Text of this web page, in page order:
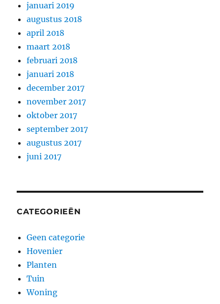
januari 2019
augustus 2018
april 2018
maart 2018
februari 2018
januari 2018
december 2017
november 2017
oktober 2017
september 2017
augustus 2017
juni 2017
CATEGORIEËN
Geen categorie
Hovenier
Planten
Tuin
Woning